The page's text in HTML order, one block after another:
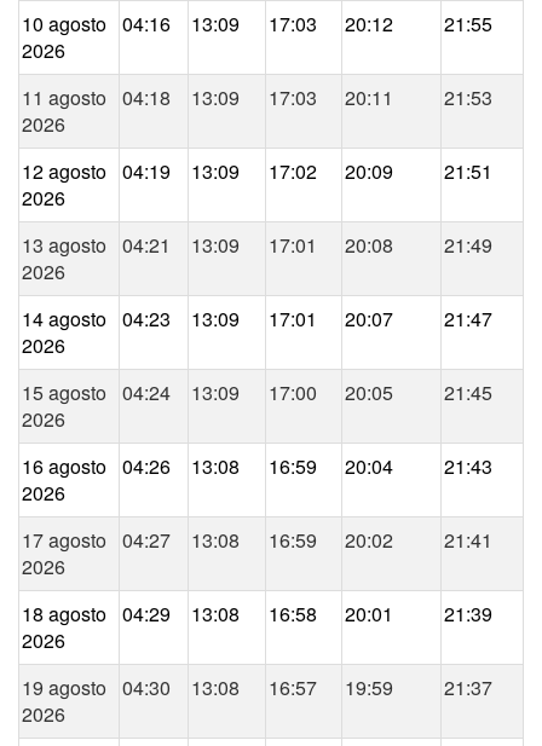
10 agosto
2026
04:16 13:09 17:03 20:12 21:55
11 agosto
2026
04:18 13:09 17:03 20:11 21:53
12 agosto
2026
04:19 13:09 17:02 20:09 21:51
13 agosto
2026
04:21 13:09 17:01 20:08 21:49
14 agosto
2026
04:23 13:09 17:01 20:07 21:47
15 agosto
2026
04:24 13:09 17:00 20:05 21:45
16 agosto
2026
04:26 13:08 16:59 20:04 21:43
17 agosto
2026
04:27 13:08 16:59 20:02 21:41
18 agosto
2026
04:29 13:08 16:58 20:01 21:39
19 agosto
2026
04:30 13:08 16:57 19:59 21:37